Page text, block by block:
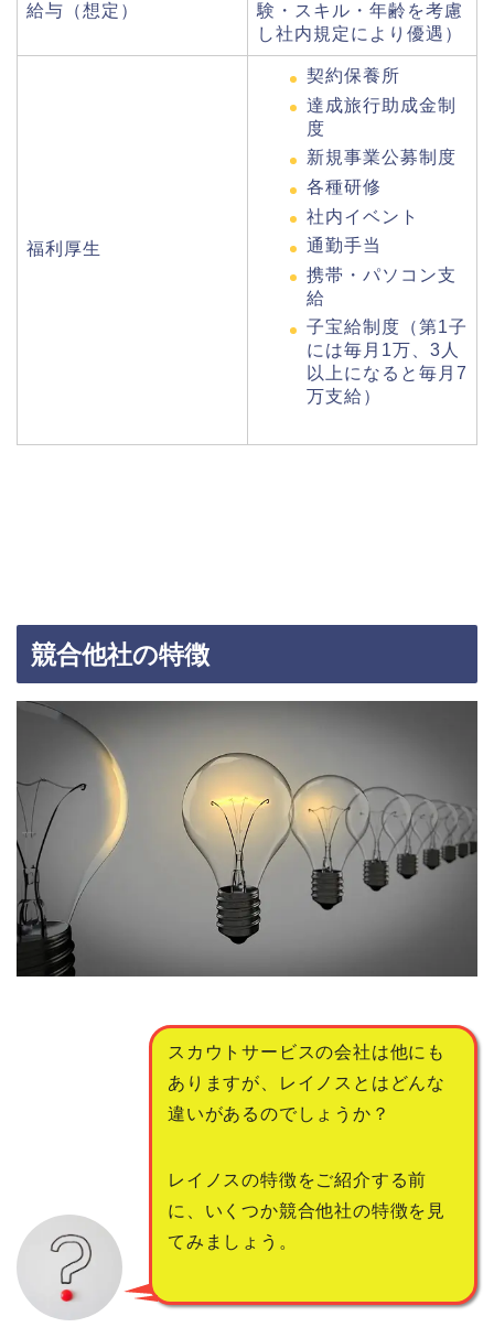
給与（想定）
験・スキル・年齢を考慮
し社内規定により優遇）
福利厚生
契約保養所
達成旅行助成金制
度
新規事業公募制度
各種研修
社内イベント
通勤手当
携帯・パソコン支
給
子宝給制度（第1子
には毎月1万、3人
以上になると毎月7
万支給）
競合他社の特徴
スカウトサービスの会社は他にも
ありますが、レイノスとはどんな
違いがあるのでしょうか？
レイノスの特徴をご紹介する前
に、いくつか競合他社の特徴を見
てみましょう。